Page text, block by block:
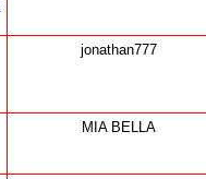
jonathan777
MIA BELLA